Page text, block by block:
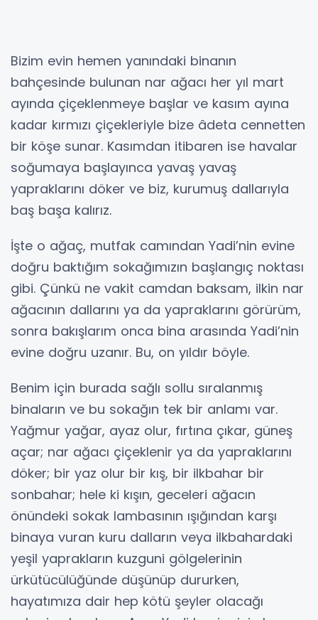
Bizim evin hemen yanındaki binanın
bahçesinde bulunan nar ağacı her yıl mart
ayında çiçeklenmeye başlar ve kasım ayına
kadar kırmızı çiçekleriyle bize âdeta cennetten
bir köşe sunar. Kasımdan itibaren ise havalar
soğumaya başlayınca yavaş yavaş
yapraklarını döker ve biz, kurumuş dallarıyla
baş başa kalırız.
İşte o ağaç, mutfak camından Yadi’nin evine
doğru baktığım sokağımızın başlangıç noktası
gibi. Çünkü ne vakit camdan baksam, ilkin nar
ağacının dallarını ya da yapraklarını görürüm,
sonra bakışlarım onca bina arasında Yadi’nin
evine doğru uzanır. Bu, on yıldır böyle.
Benim için burada sağlı sollu sıralanmış
binaların ve bu sokağın tek bir anlamı var.
Yağmur yağar, ayaz olur, fırtına çıkar, güneş
açar; nar ağacı çiçeklenir ya da yapraklarını
döker; bir yaz olur bir kış, bir ilkbahar bir
sonbahar; hele ki kışın, geceleri ağacın
önündeki sokak lambasının ışığından karşı
binaya vuran kuru dalların veya ilkbahardaki
yeşil yaprakların kuzguni gölgelerinin
ürkütücülüğünde düşünüp dururken,
hayatımıza dair hep kötü şeyler olacağı